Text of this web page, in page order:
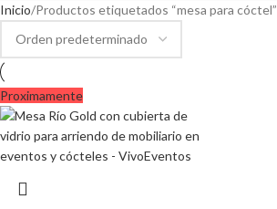
Inicio Productos etiquetados “mesa para cóctel”
Proximamente